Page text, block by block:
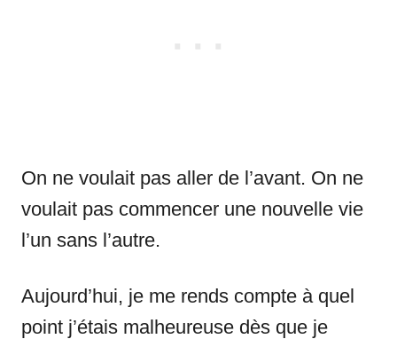
On ne voulait pas aller de l’avant. On ne
voulait pas commencer une nouvelle vie
l’un sans l’autre.
Aujourd’hui, je me rends compte à quel
point j’étais malheureuse dès que je